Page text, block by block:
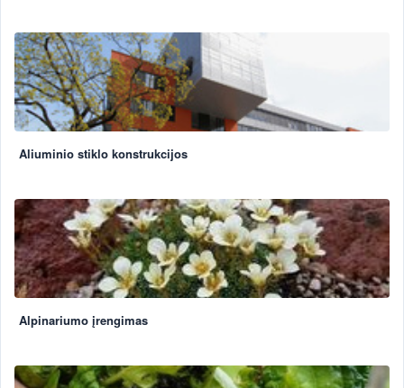
Aliuminio stiklo konstrukcijos
Alpinariumo įrengimas